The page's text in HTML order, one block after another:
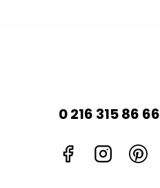
0 216 315 86 66